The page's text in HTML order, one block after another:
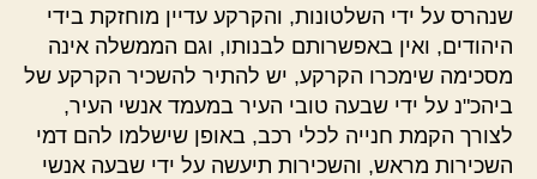
שנהרס על ידי השלטונות, והקרקע עדיין מוחזקת בידי
היהודים, ואין באפשרותם לבנותו, וגם הממשלה אינה
מסכימה שימכרו הקרקע, יש להתיר להשכיר הקרקע של
ביהכ"נ על ידי שבעה טובי העיר במעמד אנשי העיר,
לצורך הקמת חנייה לכלי רכב, באופן שישלמו להם דמי
השכירות מראש, והשכירות תיעשה על ידי שבעה אנשי